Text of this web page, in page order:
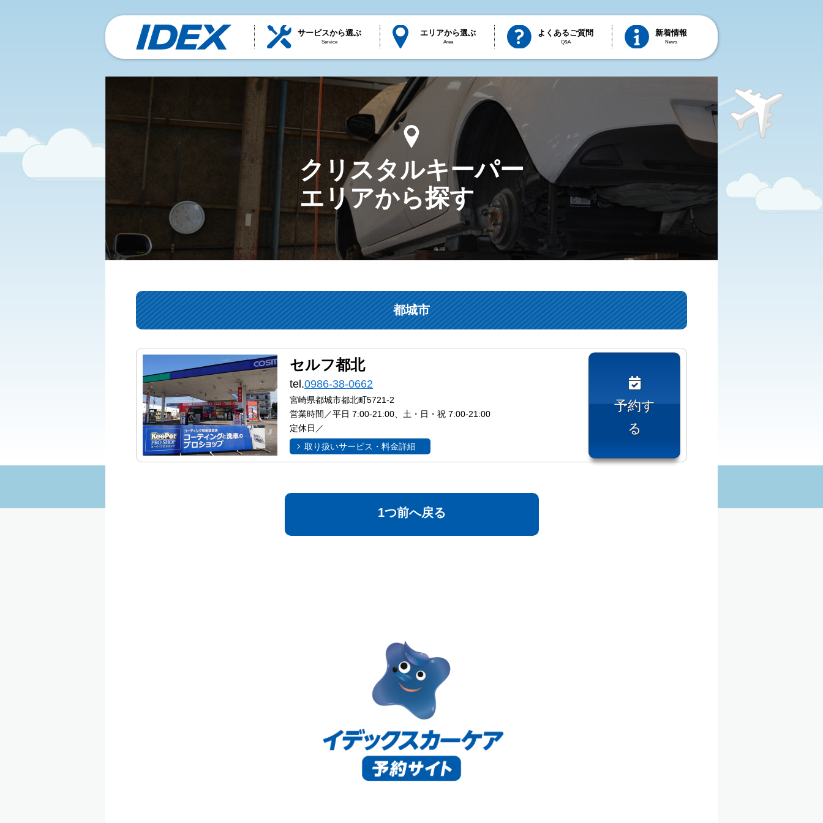
サービスから選ぶ
Service
エリアから選ぶ
Area
よくあるご質問
Q&A
新着情報
News
クリスタルキーパー
エリアから探す
都城市
セルフ都北
tel.0986-38-0662
宮崎県都城市都北町5721-2
営業時間／平日 7:00-21:00、土・日・祝 7:00-21:00
定休日／
取り扱いサービス・料金詳細
予約す
る
1つ前へ戻る